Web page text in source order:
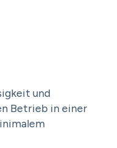
und
Betrieb in einer